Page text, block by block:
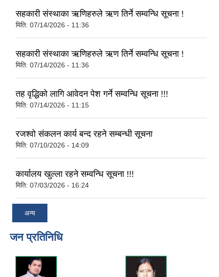
सहकारी संस्थाका ऋणिहरुले ऋण तिर्ने सम्वन्धि सूचना !
मिति: 07/14/2026 - 11:36
सहकारी संस्थाका ऋणिहरुले ऋण तिर्ने सम्वन्धि सूचना !
मिति: 07/14/2026 - 11:36
तह वृद्धिको लागि आवेदन पेश गर्ने सम्वन्धि सूचना !!!
मिति: 07/14/2026 - 11:15
रजश्वो संकलन कार्य बन्द रहने सम्बन्धी सूचना
मिति: 07/10/2026 - 14:09
कार्यालय खुल्ला रहने सम्वन्धि सूचना !!!
मिति: 07/03/2026 - 16:24
अन्य
जन प्रतिनिधि